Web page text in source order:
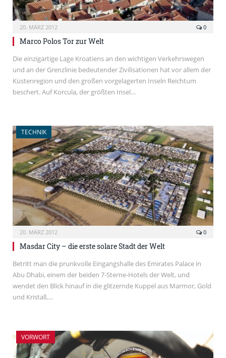
20. MÄRZ 2012 0
Marco Polos Tor zur Welt
Die einzigartige Lage Kroatiens an den wichtigen Verkehrswegen
und an der Grenzlinie bedeutender Zivilisationen hat vor allem der
Küstenregion und den großen vorgelagerten Inseln Reichtum
beschert. Auf Korcula, der größten Insel…
TECHNIK
20. MÄRZ 2012 0
Masdar City – die erste solare Stadt der Welt
Betritt man die prunkvolle Eingangshalle des Emirates Palace in
Abu Dhabi, einem der beiden 7-Sterne-Hotels der Welt, und
wendet den Blick hinauf in die glitzernde Kuppel aus Marmor, Gold
und Kristall,…
VORWORT